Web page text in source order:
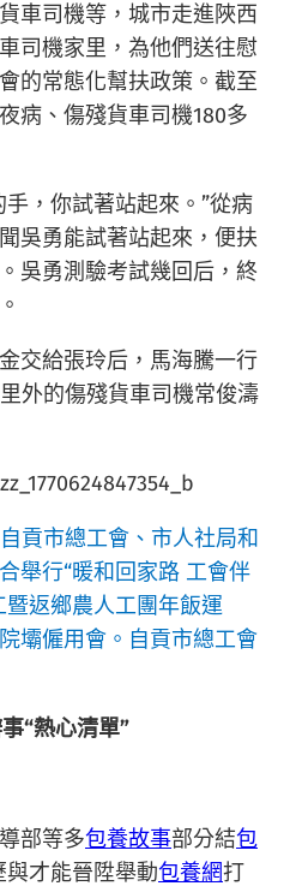
車司機等，城市走進陜西
司機家里，為他們送往慰
的常態化幫扶政策。截至
病、傷殘貨車司機180多
手，你試著站起來。”從病
吳勇能試著站起來，便扶
吳勇測驗考試幾回后，終
交給張玲后，馬海騰一行
外的傷殘貨車司機常俊濤
貢市總工會、市人社局和
舉行“暖和回家路 工會伴
返鄉農人工團年飯運
壩僱用會。自貢市總工會
“熱心清單”
部等多包養故事部分結包
與才能晉陞舉動包養網打